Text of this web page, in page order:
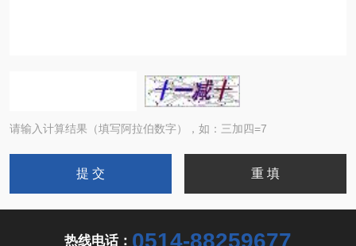
请输入计算结果（填写阿拉伯数字），如：三加四=7
热线电话： 0514-88259677